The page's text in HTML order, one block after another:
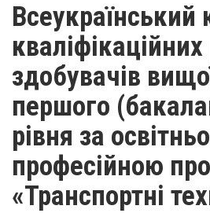
Всеукраїнський
кваліфікаційних
здобувачів
першого
рівня за
професійною
«Транспортні